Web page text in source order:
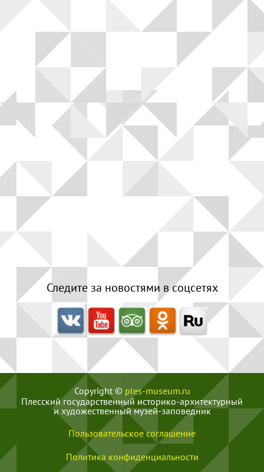
Следите за новостями в соцсетях
Copyright © ples-museum.ru
Плесский государственный историко-архитектурный
и художественный музей‑заповедник
Пользовательское соглашение
Политика конфиденциальности